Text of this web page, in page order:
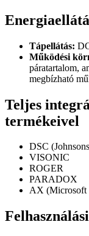
Tápellátás:
Működési
páratartalom,
megbízható
Teljes
termékeivel
DSC
VISONIC
ROGER
PARADOX
AX (Microsoft